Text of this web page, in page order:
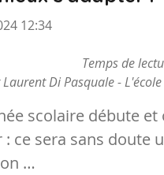
12:34
Temps de
Laurent Di Pasquale -
scolaire débute et
ce sera sans doute
…